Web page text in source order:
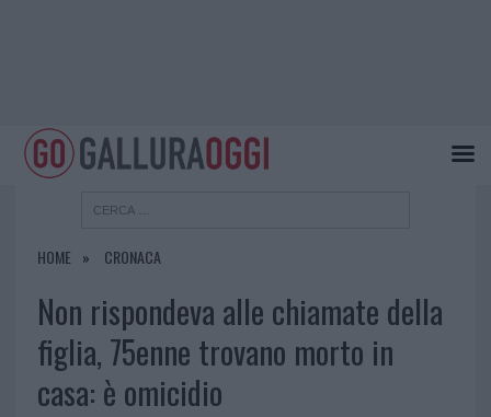
HOME CRONACA
Non rispondeva alle chiamate della
figlia, 75enne trovano morto in
casa: è omicidio